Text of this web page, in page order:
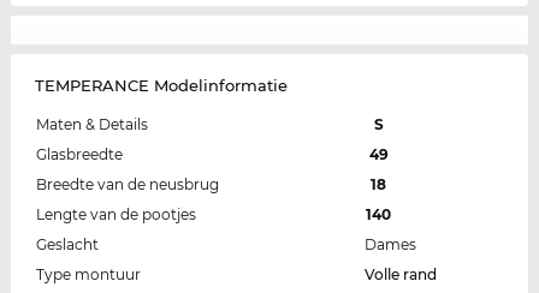
TEMPERANCE Modelinformatie
Maten & Details
S
Glasbreedte
49
Breedte van de neusbrug
18
Lengte van de pootjes
140
Geslacht
Dames
Type montuur
Volle rand